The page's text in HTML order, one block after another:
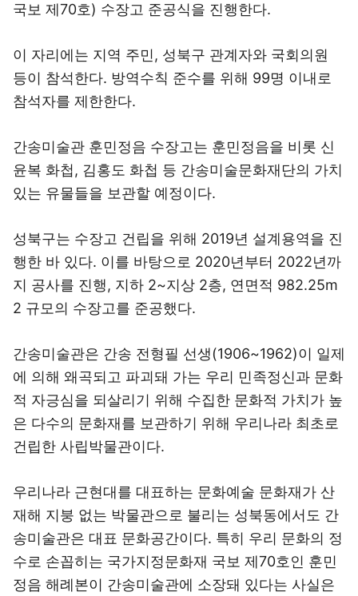
국보 제70호) 수장고 준공식을 진행한다.
이 자리에는 지역 주민, 성북구 관계자와 국회의원
등이 참석한다. 방역수칙 준수를 위해 99명 이내로
참석자를 제한한다.
간송미술관 훈민정음 수장고는 훈민정음을 비롯 신
윤복 화첩, 김홍도 화첩 등 간송미술문화재단의 가치
있는 유물들을 보관할 예정이다.
성북구는 수장고 건립을 위해 2019년 설계용역을 진
행한 바 있다. 이를 바탕으로 2020년부터 2022년까
지 공사를 진행, 지하 2~지상 2층, 연면적 982.25m
2 규모의 수장고를 준공했다.
간송미술관은 간송 전형필 선생(1906~1962)이 일제
에 의해 왜곡되고 파괴돼 가는 우리 민족정신과 문화
적 자긍심을 되살리기 위해 수집한 문화적 가치가 높
은 다수의 문화재를 보관하기 위해 우리나라 최초로
건립한 사립박물관이다.
우리나라 근현대를 대표하는 문화예술 문화재가 산
재해 지붕 없는 박물관으로 불리는 성북동에서도 간
송미술관은 대표 문화공간이다. 특히 우리 문화의 정
수로 손꼽히는 국가지정문화재 국보 제70호인 훈민
정음 해례본이 간송미술관에 소장돼 있다는 사실은